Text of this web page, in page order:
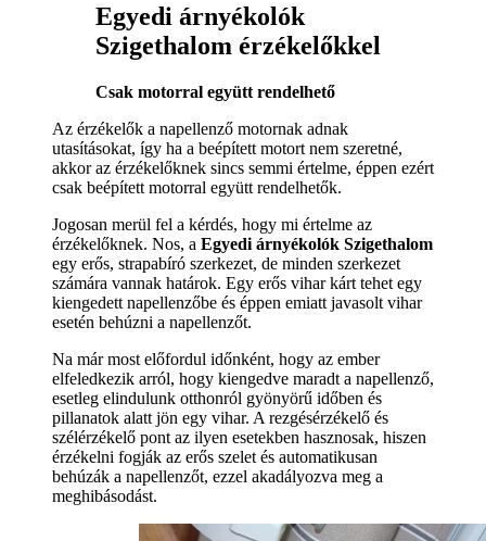
Egyedi árnyékolók
Szigethalom érzékelőkkel
Csak motorral együtt rendelhető
Az érzékelők a napellenző motornak adnak
utasításokat, így ha a beépített motort nem szeretné,
akkor az érzékelőknek sincs semmi értelme, éppen ezért
csak beépített motorral együtt rendelhetők.
Jogosan merül fel a kérdés, hogy mi értelme az
érzékelőknek. Nos, a Egyedi árnyékolók Szigethalom
egy erős, strapabíró szerkezet, de minden szerkezet
számára vannak határok. Egy erős vihar kárt tehet egy
kiengedett napellenzőbe és éppen emiatt javasolt vihar
esetén behúzni a napellenzőt.
Na már most előfordul időnként, hogy az ember
elfeledkezik arról, hogy kiengedve maradt a napellenző,
esetleg elindulunk otthonról gyönyörű időben és
pillanatok alatt jön egy vihar. A rezgésérzékelő és
szélérzékelő pont az ilyen esetekben hasznosak, hiszen
érzékelni fogják az erős szelet és automatikusan
behúzák a napellenzőt, ezzel akadályozva meg a
meghibásodást.